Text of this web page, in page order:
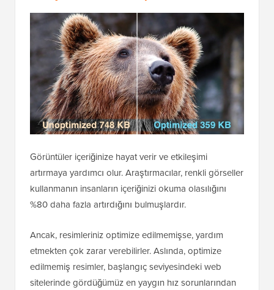
Görüntüler içeriğinize hayat verir ve etkileşimi
artırmaya yardımcı olur. Araştırmacılar, renkli görseller
kullanmanın insanların içeriğinizi okuma olasılığını
%80 daha fazla artırdığını bulmuşlardır.
Ancak, resimleriniz optimize edilmemişse, yardım
etmekten çok zarar verebilirler. Aslında, optimize
edilmemiş resimler, başlangıç seviyesindeki web
sitelerinde gördüğümüz en yaygın hız sorunlarından